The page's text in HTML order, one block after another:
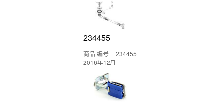
234455
商品 编号： 234455
2016年12月